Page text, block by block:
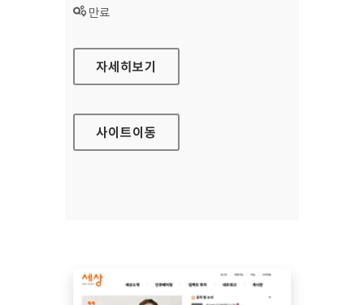
상태 :
만료
세상 SK 프로보노 홈페이지
자세히보기
사이트이동